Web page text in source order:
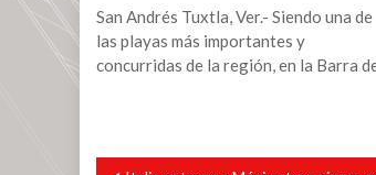
la
Secretaría
General
San Andrés Tuxtla, Ver.- Siendo una de
las playas más importantes y
concurridas de la región, en la Barra
Navegación